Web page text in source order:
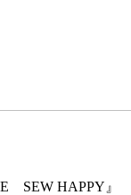
SEW HAPPY』